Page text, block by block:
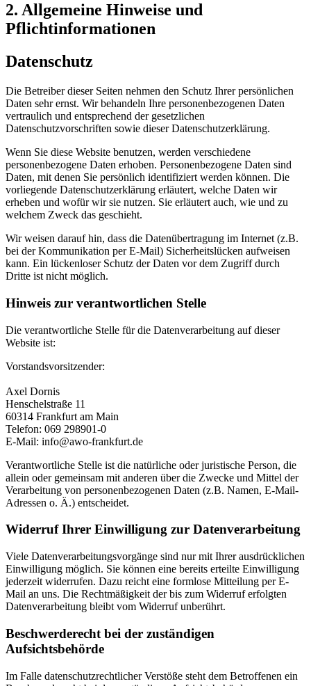
2. Allgemeine Hinweise und
Pflichtinformationen
Datenschutz
Die Betreiber dieser Seiten nehmen den Schutz Ihrer persönlichen
Daten sehr ernst. Wir behandeln Ihre personenbezogenen Daten
vertraulich und entsprechend der gesetzlichen
Datenschutzvorschriften sowie dieser Datenschutzerklärung.
Wenn Sie diese Website benutzen, werden verschiedene
personenbezogene Daten erhoben. Personenbezogene Daten sind
Daten, mit denen Sie persönlich identifiziert werden können. Die
vorliegende Datenschutzerklärung erläutert, welche Daten wir
erheben und wofür wir sie nutzen. Sie erläutert auch, wie und zu
welchem Zweck das geschieht.
Wir weisen darauf hin, dass die Datenübertragung im Internet (z.B.
bei der Kommunikation per E-Mail) Sicherheitslücken aufweisen
kann. Ein lückenloser Schutz der Daten vor dem Zugriff durch
Dritte ist nicht möglich.
Hinweis zur verantwortlichen Stelle
Die verantwortliche Stelle für die Datenverarbeitung auf dieser
Website ist:
Vorstandsvorsitzender:
Axel Dornis
Henschelstraße 11
60314 Frankfurt am Main
Telefon: 069 298901-0
E-Mail: info@awo-frankfurt.de
Verantwortliche Stelle ist die natürliche oder juristische Person, die
allein oder gemeinsam mit anderen über die Zwecke und Mittel der
Verarbeitung von personenbezogenen Daten (z.B. Namen, E-Mail-
Adressen o. Ä.) entscheidet.
Widerruf Ihrer Einwilligung zur Datenverarbeitung
Viele Datenverarbeitungsvorgänge sind nur mit Ihrer ausdrücklichen
Einwilligung möglich. Sie können eine bereits erteilte Einwilligung
jederzeit widerrufen. Dazu reicht eine formlose Mitteilung per E-
Mail an uns. Die Rechtmäßigkeit der bis zum Widerruf erfolgten
Datenverarbeitung bleibt vom Widerruf unberührt.
Beschwerderecht bei der zuständigen
Aufsichtsbehörde
Im Falle datenschutzrechtlicher Verstöße steht dem Betroffenen ein